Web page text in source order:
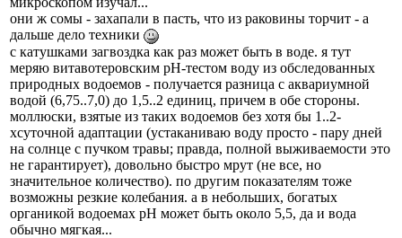
они ж сомы - захапали в пасть, что из раковины торчит - а
дальше дело техники
с катушками загвоздка как раз может быть в воде. я тут
меряю витавотеровским pH-тестом воду из обследованных
природных водоемов - получается разница с аквариумной
водой (6,75..7,0) до 1,5..2 единиц, причем в обе стороны.
моллюски, взятые из таких водоемов без хотя бы 1..2-
хсуточной адаптации (устаканиваю воду просто - пару дней
на солнце с пучком травы; правда, полной выживаемости это
не гарантирует), довольно быстро мрут (не все, но
значительное количество). по другим показателям тоже
возможны резкие колебания. а в небольших, богатых
органикой водоемах pH может быть около 5,5, да и вода
обычно мягкая...